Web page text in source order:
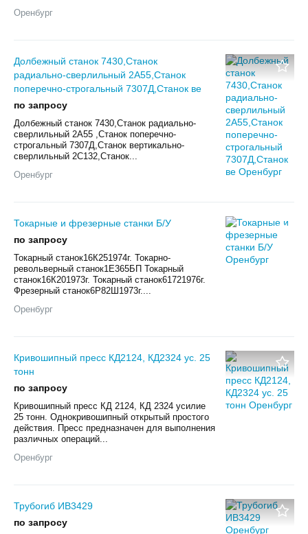
Оренбург
Долбежный станок 7430,Станок
радиально-сверлильный 2А55,Станок
поперечно-строгальный 7307Д,Станок ве
по запросу
Долбежный станок 7430,Станок радиально-
сверлильный 2А55 ,Станок поперечно-
строгальный 7307Д,Станок вертикально-
сверлильный 2С132,Станок...
Оренбург
Токарные и фрезерные станки Б/У
по запросу
Токарный станок16К251974г. Токарно-
револьверный станок1Е365БП Токарный
станок16К201973г. Токарный станок61721976г.
Фрезерный станок6Р82Ш1973г....
Оренбург
Кривошипный пресс КД2124, КД2324 ус. 25
тонн
по запросу
Кривошипный пресс КД 2124, КД 2324 усилие
25 тонн. Однокривошипный открытый простого
действия. Пресс предназначен для выполнения
различных операций...
Оренбург
Трубогиб ИВ3429
по запросу